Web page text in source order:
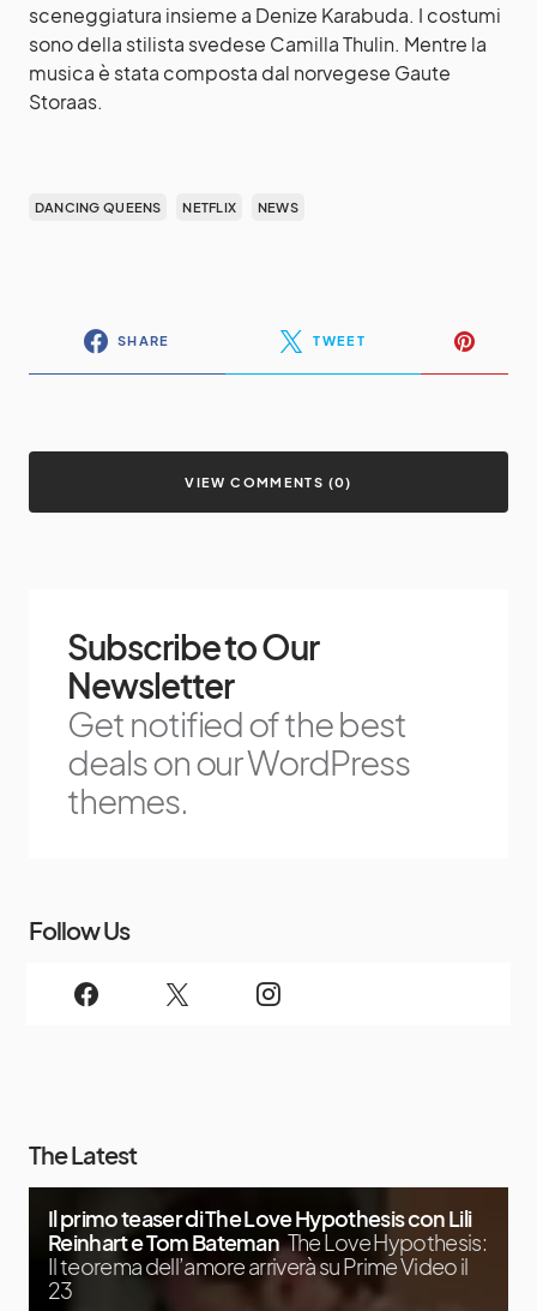
sceneggiatura insieme a Denize Karabuda. I costumi
sono della stilista svedese Camilla Thulin. Mentre la
musica è stata composta dal norvegese Gaute
Storaas.
DANCING QUEENS NETFLIX NEWS
SHARE TWEET
VIEW COMMENTS (0)
Subscribe to Our
Newsletter
Get notified of the best
deals on our WordPress
themes.
Follow Us
The Latest
Il primo teaser di The Love Hypothesis con Lili
Reinhart e Tom Bateman The Love Hypothesis:
Il teorema dell’amore arriverà su Prime Video il
23